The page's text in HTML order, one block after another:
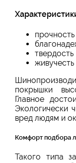
прочность
твердость
живучесть
покрышки
Главное
Экологически
вред людям и
Комфорт подбора
Такого типа